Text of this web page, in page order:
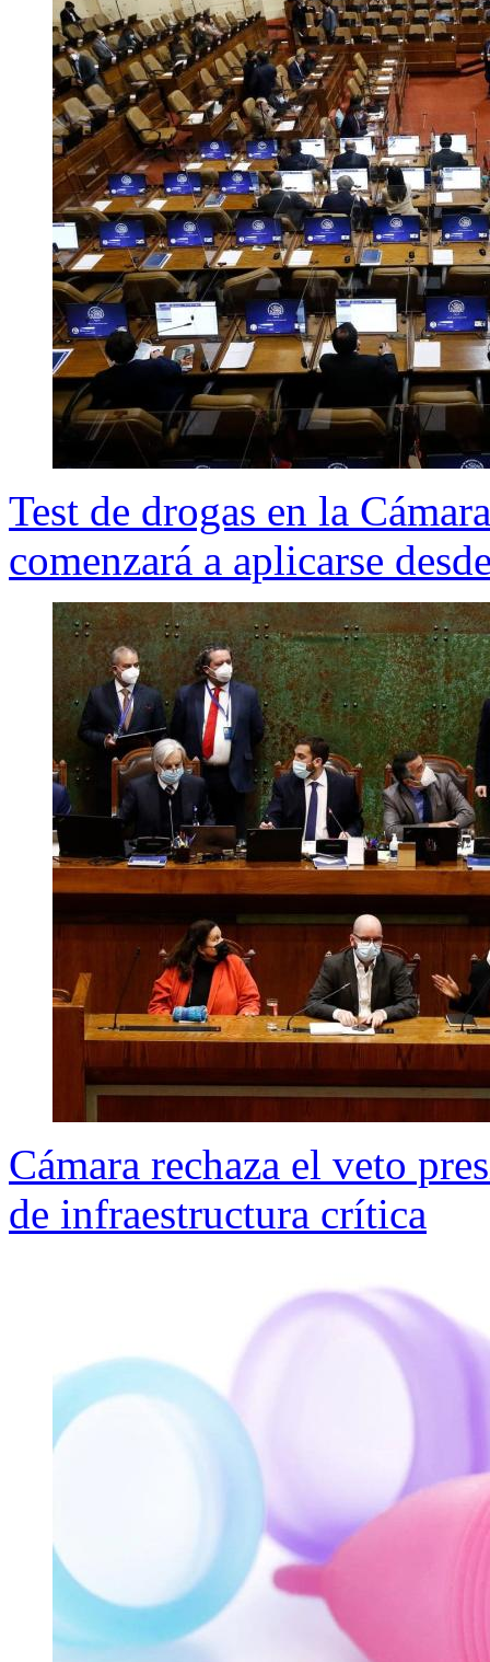
Test de drogas en la
comenzará a aplicarse
Cámara rechaza el veto
de infraestructura crítica